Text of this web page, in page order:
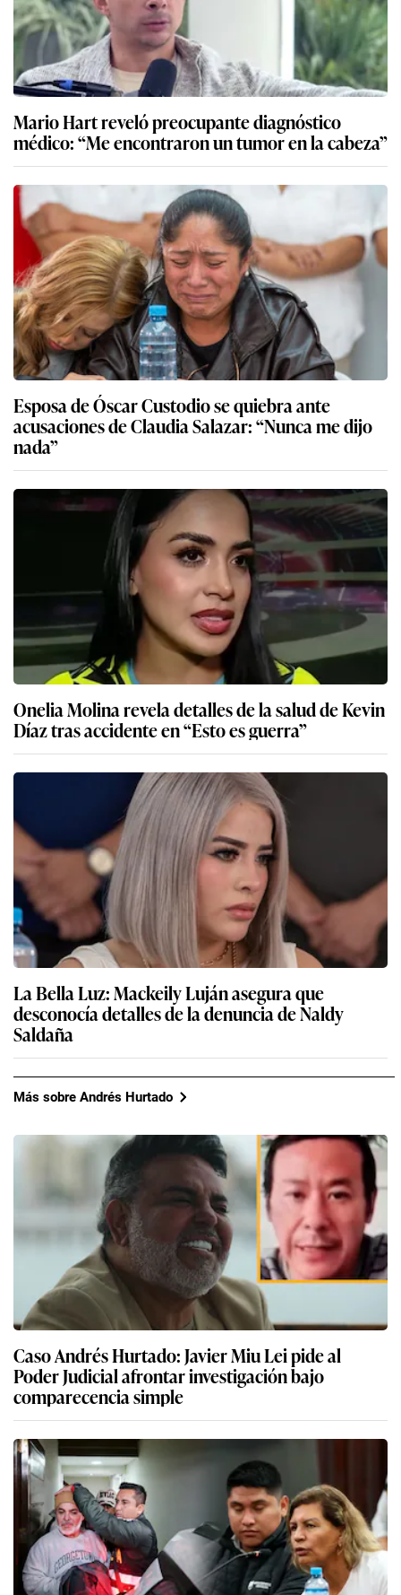
Mario Hart reveló preocupante diagnóstico
médico: “Me encontraron un tumor en la cabeza”
Esposa de Óscar Custodio se quiebra ante
acusaciones de Claudia Salazar: “Nunca me dijo
nada”
Onelia Molina revela detalles de la salud de Kevin
Díaz tras accidente en “Esto es guerra”
La Bella Luz: Mackeily Luján asegura que
desconocía detalles de la denuncia de Naldy
Saldaña
Más sobre Andrés Hurtado
Caso Andrés Hurtado: Javier Miu Lei pide al
Poder Judicial afrontar investigación bajo
comparecencia simple